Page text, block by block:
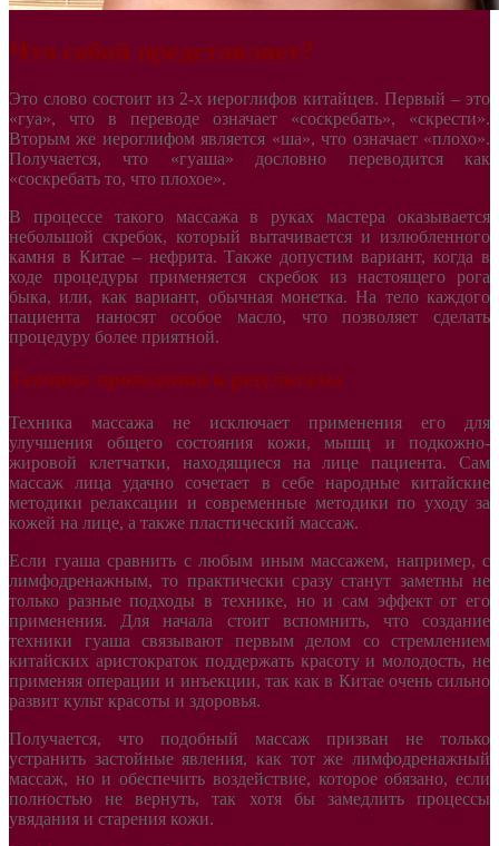
Что собой представляет?
Это слово состоит из 2-х иероглифов китайцев. Первый – это
«гуа», что в переводе означает «соскребать», «скрести».
Вторым же иероглифом является «ша», что означает «плохо».
Получается, что «гуаша» дословно переводится как
«соскребать то, что плохое».
В процессе такого массажа в руках мастера оказывается
небольшой скребок, который вытачивается и излюбленного
камня в Китае – нефрита. Также допустим вариант, когда в
ходе процедуры применяется скребок из настоящего рога
быка, или, как вариант, обычная монетка. На тело каждого
пациента наносят особое масло, что позволяет сделать
процедуру более приятной.
Техника проведения и результаты
Техника массажа не исключает применения его для
улучшения общего состояния кожи, мышц и подкожно-
жировой клетчатки, находящиеся на лице пациента. Сам
массаж лица удачно сочетает в себе народные китайские
методики релаксации и современные методики по уходу за
кожей на лице, а также пластический массаж.
Если гуаша сравнить с любым иным массажем, например, с
лимфодренажным, то практически сразу станут заметны не
только разные подходы в технике, но и сам эффект от его
применения. Для начала стоит вспомнить, что создание
техники гуаша связывают первым делом со стремлением
китайских аристократок поддержать красоту и молодость, не
применяя операции и инъекции, так как в Китае очень сильно
развит культ красоты и здоровья.
Получается, что подобный массаж призван не только
устранить застойные явления, как тот же лимфодренажный
массаж, но и обеспечить воздействие, которое обязано, если
полностью не вернуть, так хотя бы замедлить процессы
увядания и старения кожи.